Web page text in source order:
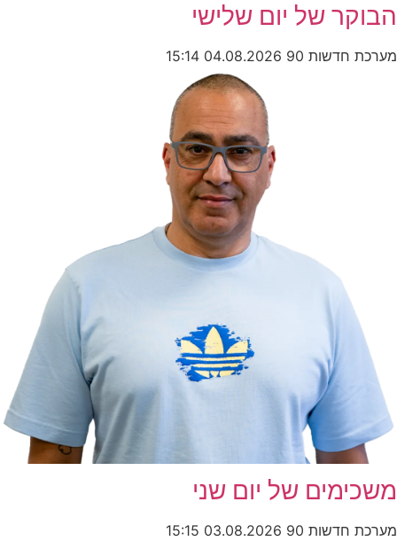
הבוקר של יום שלישי
מערכת חדשות 90 04.08.2026
15:14
משכימים של יום שני
מערכת חדשות 90 03.08.2026
15:15